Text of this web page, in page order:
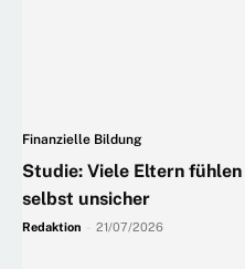
Finanzielle Bildung
Studie: Viele Eltern fühlen
selbst unsicher
Redaktion 21/07/2026